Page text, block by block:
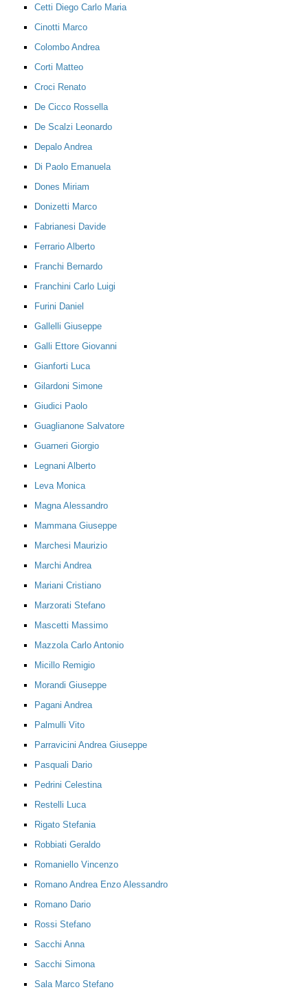
Cetti Diego Carlo Maria
Cinotti Marco
Colombo Andrea
Corti Matteo
Croci Renato
De Cicco Rossella
De Scalzi Leonardo
Depalo Andrea
Di Paolo Emanuela
Dones Miriam
Donizetti Marco
Fabrianesi Davide
Ferrario Alberto
Franchi Bernardo
Franchini Carlo Luigi
Furini Daniel
Gallelli Giuseppe
Galli Ettore Giovanni
Gianforti Luca
Gilardoni Simone
Giudici Paolo
Guaglianone Salvatore
Guarneri Giorgio
Legnani Alberto
Leva Monica
Magna Alessandro
Mammana Giuseppe
Marchesi Maurizio
Marchi Andrea
Mariani Cristiano
Marzorati Stefano
Mascetti Massimo
Mazzola Carlo Antonio
Micillo Remigio
Morandi Giuseppe
Pagani Andrea
Palmulli Vito
Parravicini Andrea Giuseppe
Pasquali Dario
Pedrini Celestina
Restelli Luca
Rigato Stefania
Robbiati Geraldo
Romaniello Vincenzo
Romano Andrea Enzo Alessandro
Romano Dario
Rossi Stefano
Sacchi Anna
Sacchi Simona
Sala Marco Stefano